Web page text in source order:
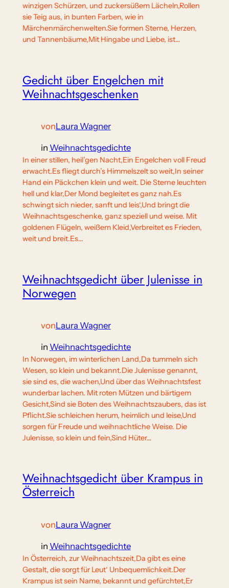
winzigen Schürzen, und zuckersüßem Lächeln,Rollen
sie Teig aus, in bunten Farben, wie in
Märchenmärchenwelten.Sie formen Sterne, Herzen,
und Tannenbäume,Mit Hingabe und Liebe, ist…
Gedicht über Engelchen mit
Weihnachtsgeschenken
vonLaura Wagner
in Weihnachtsgedichte
In einer stillen, heil’gen Nacht,Ein Engelchen voll Freud
erwacht.Es fliegt durch’s Himmelszelt so weit,In seiner
Hand ein Päckchen klein und weit. Die Sterne leuchten
hell und klar,Der Mond begleitet es ganz nah.Es
schwingt sich nieder, sanft und leis‘,Und bringt die
Weihnachtsgeschenke, ganz speziell und weise. Mit
goldenen Flügeln, weißem Kleid,Verbreitet es Frieden,
weit und breit.Es…
Weihnachtsgedicht über Julenisse in
Norwegen
vonLaura Wagner
in Weihnachtsgedichte
In Norwegen, im winterlichen Land,Da tummeln sich
Wesen, so klein und bekannt.Die Julenisse genannt,
sie sind es, die wachen,Und über das Weihnachtsfest
wunderbar lachen. Mit roten Mützen und bärtigem
Gesicht,Sind sie Boten des Weihnachtszaubers, das ist
Pflicht.Sie schleichen herum, heimlich und leise,Und
sorgen für Freude und weihnachtliche Weise. Die
Julenisse, so klein und fein,Sind Hüter…
Weihnachtsgedicht über Krampus in
Österreich
vonLaura Wagner
in Weihnachtsgedichte
In Österreich, zur Weihnachtszeit,Da gibt es eine
Gestalt, die sorgt für Leut‘ Unbequemlichkeit.Der
Krampus ist sein Name, bekannt und gefürchtet,Er